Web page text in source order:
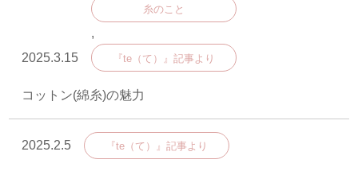
2025.3.15
糸のこと
,
『te（て）』記事より
コットン(綿糸)の魅力
2025.2.5 『te（て）』記事より